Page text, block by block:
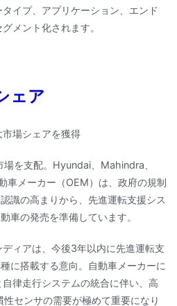
イプ、アプリケーション、エンド
メント化されます。
ェア
場シェアを獲得
を支配。Hyundai、Mahindra、
車メーカー（OEM）は、政府の規制
識の高まりから、先進運転支援シス
車の発売を準備しています。
ィアは、今後3年以内に先進運転支
に搭載する意向。自動車メーカーに
律走行システムの統合に伴い、高
センサの需要が極めて重要になり